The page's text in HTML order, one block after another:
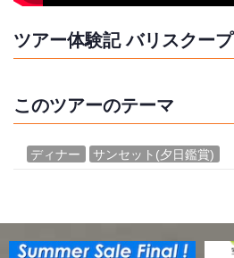
ツアー体験記 バリスクープ
このツアーのテーマ
ディナー サンセット(夕日鑑賞)